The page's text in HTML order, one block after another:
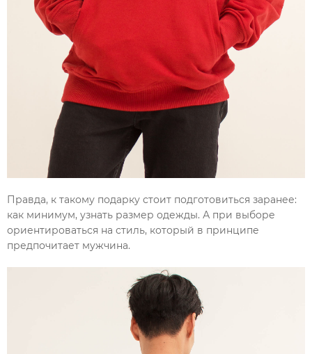
Правда, к такому подарку стоит подготовиться заранее:
как минимум, узнать размер одежды. А при выборе
ориентироваться на стиль, который в принципе
предпочитает мужчина.